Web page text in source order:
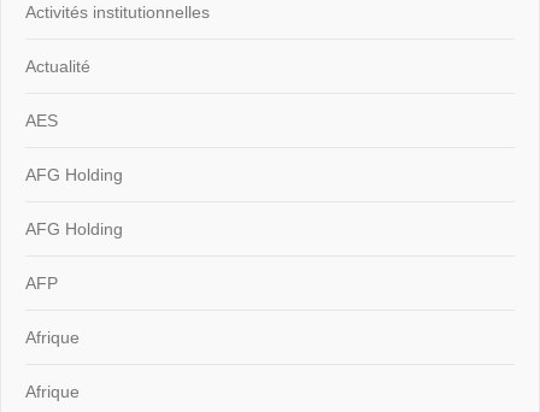
Activités institutionnelles
Actualité
AES
AFG Holding
AFG Holding
AFP
Afrique
Afrique